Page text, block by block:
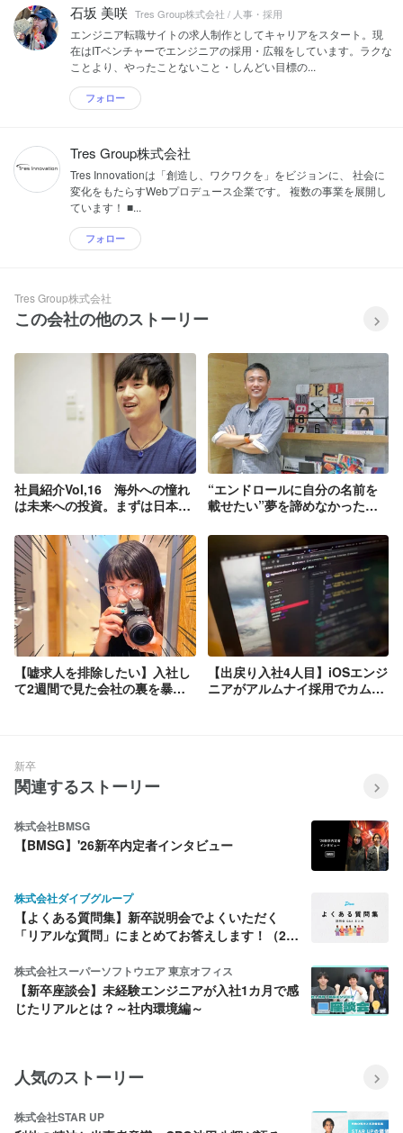
石坂 美咲 Tres Group株式会社 / 人事・採用
エンジニア転職サイトの求人制作としてキャリアをスタート。現
在はITベンチャーでエンジニアの採用・広報をしています。ラクな
ことより、やったことないこと・しんどい目標の...
フォロー
Tres Group株式会社
Tres Innovationは「創造し、ワクワクを」をビジョンに、 社会に
変化をもたらすWebプロデュース企業です。 複数の事業を展開し
ています！ ■...
フォロー
Tres Group株式会社
この会社の他のストーリー
社員紹介Vol,16 海外への憧れ
は未来への投資。まずは日本で
TresInnovation！
“エンドロールに自分の名前を
載せたい”夢を諦めなかったゲ
【嘘求人を排除したい】入社し
て2週間で見た会社の裏を暴い
【出戻り入社4人目】iOSエンジ
ニアがアルムナイ採用でカムバ
新卒
関連するストーリー
株式会社BMSG
【BMSG】'26新卒内定者インタビュー
株式会社ダイブグループ
【よくある質問集】新卒説明会でよくいただく
「リアルな質問」にまとめてお答えします！（26
株式会社スーパーソフトウエア 東京オフィス
【新卒座談会】未経験エンジニアが入社1カ月で感
じたリアルとは？～社内環境編～
人気のストーリー
株式会社STAR UP